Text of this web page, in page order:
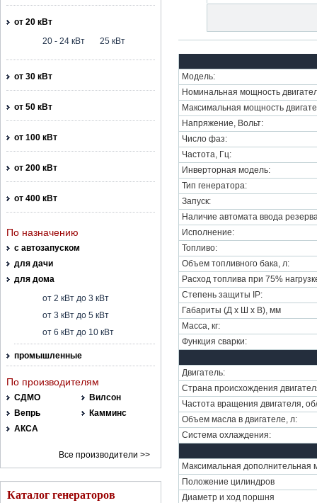
от 20 кВт
20 - 24 кВт
25 кВт
от 30 кВт
от 50 кВт
от 100 кВт
от 200 кВт
от 400 кВт
По назначению
с автозапуском
для дачи
для дома
от 2 кВт до 3 кВт
от 3 кВт до 5 кВт
от 6 кВт до 10 кВт
промышленные
По производителям
СДМО
Вилсон
Вепрь
Камминс
АКСА
Все производители >>
Каталог генераторов
Модель:
Номинальная мощность
Максимальная мощность
Напряжение, Вольт:
Число фаз:
Частота, Гц:
Инверторная модель:
Тип генератора:
Запуск:
Наличие автомата ввода
Исполнение:
Топливо:
Объем топливного бака, л:
Расход топлива при 75%
Степень защиты IP:
Габариты (Д х Ш х В), мм
Масса, кг:
Функция сварки:
Двигатель:
Страна происхождения
Частота вращения двигателя,
Объем масла в двигателе, л:
Система охлаждения:
Максимальная дополнительная
Положение цилиндров
Диаметр и ход поршня